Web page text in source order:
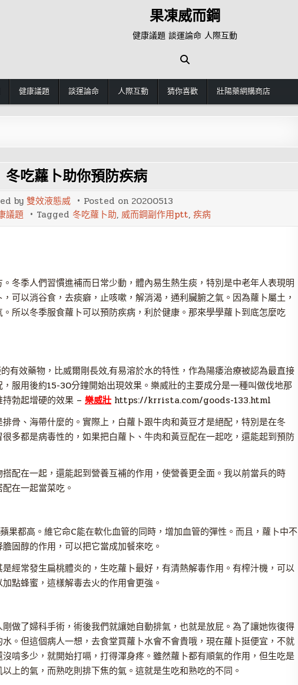
果凍威而鋼
健康議題 談運論命 人際互動
健康議題 談運論命 人際互動 猜你喜歡 壯陽藥網購商店
冬吃蘿卜助你預防疾病
by 雙效液態威 Posted on 20200513
議題 Tagged 冬吃蘿卜助, 威而鋼副作用ptt, 疾病
冬季人們習慣進補而日常少動，體內易生熱生痰，特別是中老年人表現明
可以消谷食，去痰癖，止咳嗽，解消渴，通利臟腑之氣。因為蘿卜屬土，
所以冬季服食蘿卜可以預防疾病，利於健康。那來學學蘿卜到底怎麼吃
效藥物，比威爾剛長效,有易溶於水的特性，作為陽痿治療被認為最直接
服用後約15-30分鐘開始出現效果。樂威壯的主要成分是一種叫做伐地那
勃起增硬的效果 – 樂威壯 https://krrista.com/goods-133.html
骨、海帶什麼的。實際上，白蘿卜跟牛肉和黃豆才是絕配，特別是在冬
多都是病毒性的，如果把白蘿卜、牛肉和黃豆配在一起吃，還能起到預防
配在一起，還能起到營養互補的作用，使營養更全面。我以前當兵的時
在一起當菜吃。
果都高。維它命C能在軟化血管的同時，增加血管的彈性。而且，蘿卜中不
固醇的作用，可以把它當成加餐來吃。
經常發生扁桃體炎的，生吃蘿卜最好，有清熱解毒作用。有榨汁機，可以
點蜂蜜，這樣解毒去火的作用會更強。
做了婦科手術，術後我們就讓她自動排氣，也就是放屁。為了讓她恢復得
。但這個病人一想，去食堂買蘿卜水會不會貴哦，現在蘿卜挺便宜，不就
啃多少，就開始打嗝，打得渾身疼。雖然蘿卜都有順氣的作用，但生吃是
上的氣，而熟吃則排下焦的氣。這就是生吃和熟吃的不同。